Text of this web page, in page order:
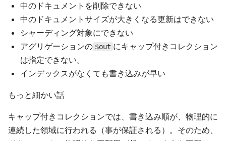
中のドキュメントを削除できない
中のドキュメントサイズが大きくなる更新はできない
シャーディング対象にできない
アグリゲーションの $out にキャップ付きコレクション
は指定できない。
インデックスがなくても書き込みが早い
もっと細かい話
キャップ付きコレクションでは、書き込み順が、物理的に
連続した領域に行われる（事が保証される）。そのため、